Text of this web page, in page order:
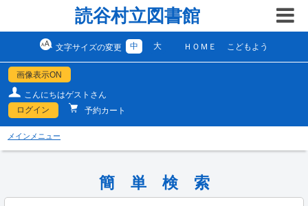
読谷村立図書館
文字サイズの変更 中 大 ＨＯＭＥ こどもよう
画像表示ON
こんにちはゲストさん
ログイン
予約カート
メインメニュー
簡 単 検 索